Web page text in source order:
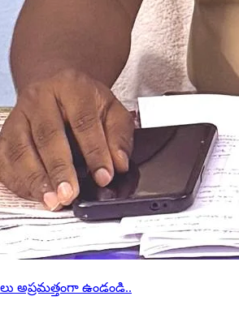
అప్రమత్తంగా ఉండండి..